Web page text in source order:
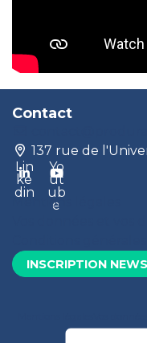
Contact
137 rue de
Lin
ke
din
Yo
ut
ub
e
Mentions légales
INSCRIPTION